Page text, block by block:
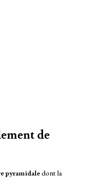
de
pyramidaledont la